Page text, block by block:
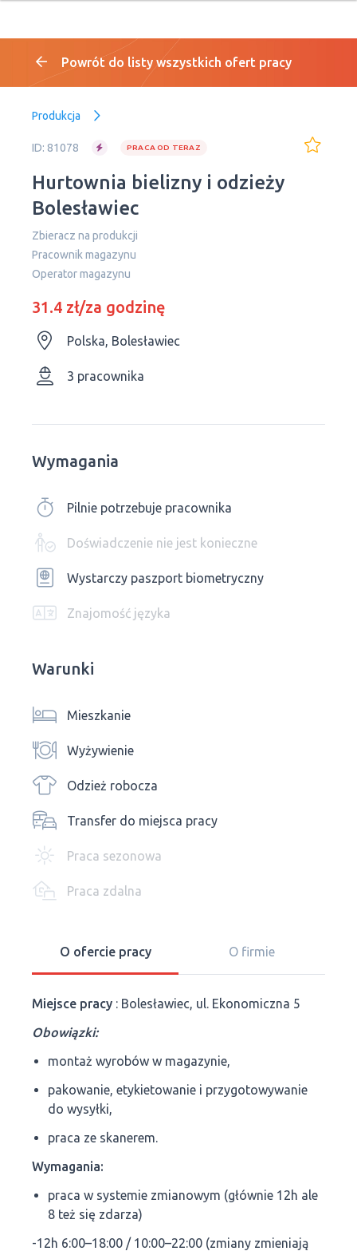
Powrót do listy wszystkich ofert pracy
Produkcja
ID: 81078 PRACA OD TERAZ
Hurtownia bielizny i odzieży
Bolesławiec
Zbieracz na produkcji
Рracownik magazynu
Operator magazynu
31.4 zł/za godzinę
Polska, Bolesławiec
3 pracownika
Wymagania
Pilnie potrzebuje pracownika
Doświadczenie nie jest konieczne
Wystarczy paszport biometryczny
Znajomość języka
Warunki
Mieszkanie
Wyżywienie
Odzież robocza
Transfer do miejsca pracy
Praca sezonowa
Praca zdalna
O ofercie pracy O firmie
Miejsce pracy : Bolesławiec, ul. Ekonomiczna 5
Obowiązki:
montaż wyrobów w magazynie,
pakowanie, etykietowanie i przygotowywanie
do wysyłki,
praca ze skanerem.
Wymagania:
praca w systemie zmianowym (głównie 12h ale
8 też się zdarza)
-12h 6:00–18:00 / 10:00–22:00 (zmiany zmieniają